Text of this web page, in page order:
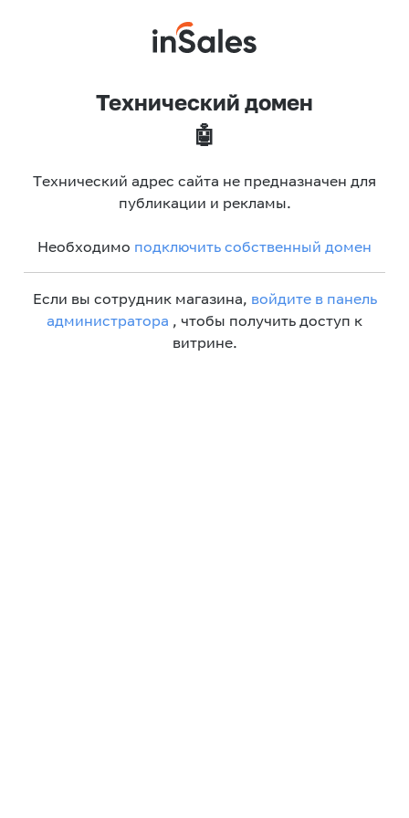
Технический домен
🤖
Технический адрес сайта не предназначен для
публикации и рекламы.
Необходимо подключить собственный домен
Если вы сотрудник магазина, войдите в панель
администратора , чтобы получить доступ к
витрине.